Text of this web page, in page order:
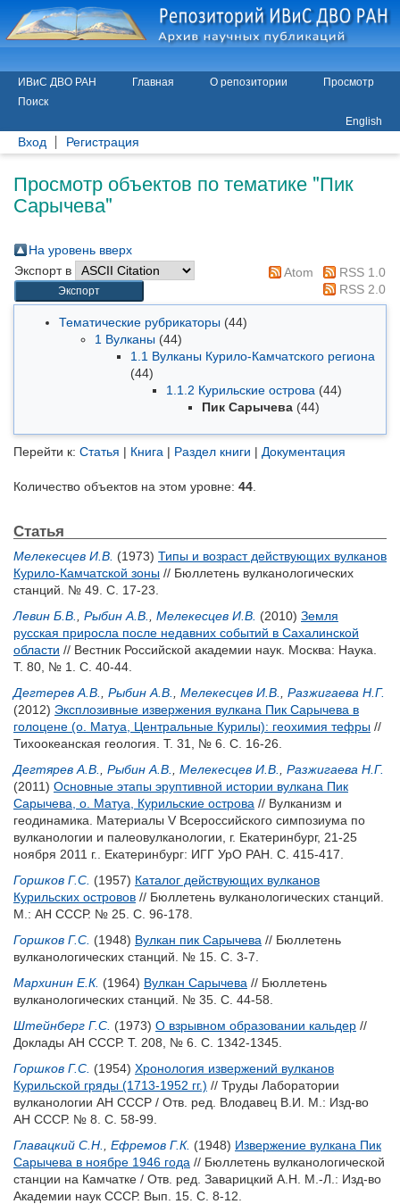
ИВиС ДВО РАН Главная О репозитории
Просмотр
Поиск
English
Вход Регистрация
Просмотр объектов по тематике "Пик
Сарычева"
На уровень вверх
Экспорт в
Atom
RSS 1.0
RSS 2.0
Тематические рубрикаторы (44)
1 Вулканы (44)
1.1 Вулканы Курило-Камчатского региона
(44)
1.1.2 Курильские острова (44)
Пик Сарычева (44)
Перейти к: Статья | Книга | Раздел книги | Документация
Количество объектов на этом уровне: 44
Статья
Мелекесцев И.В. (1973) Типы и возраст действующих вулканов
Курило-Камчатской зоны // Бюллетень вулканологических
станций. № 49. С. 17-23.
Левин Б.В.
Рыбин А.В. Мелекесцев И.В. (2010) Земля
русская приросла после недавних событий в Сахалинской
области // Вестник Российской академии наук. Москва: Наука.
Т. 80, № 1. С. 40-44.
Дегтерев А.В.
Рыбин А.В. Мелекесцев И.В.
Разжигаева Н.Г.
(2012) Эксплозивные извержения вулкана Пик Сарычева в
голоцене (о. Матуа, Центральные Курилы): геохимия тефры //
Тихоокеанская геология. Т. 31, № 6. С. 16-26.
Дегтярев А.В.
Рыбин А.В. Мелекесцев И.В.
Разжигаева Н.Г.
(2011) Основные этапы эруптивной истории вулкана Пик
Сарычева, о. Матуа, Курильские острова // Вулканизм и
геодинамика. Материалы V Всероссийского симпозиума по
вулканологии и палеовулканологии, г. Екатеринбург, 21-25
ноября 2011 г.. Екатеринбург: ИГГ УрО РАН. С. 415-417.
Горшков Г.С. (1957) Каталог действующих вулканов
Курильских островов // Бюллетень вулканологических станций.
М.: АН СССР. № 25. С. 96-178.
Горшков Г.С. (1948) Вулкан пик Сарычева // Бюллетень
вулканологических станций. № 15. С. 3-7.
Мархинин Е.К. (1964) Вулкан Сарычева // Бюллетень
вулканологических станций. № 35. С. 44-58.
Штейнберг Г.С. (1973) О взрывном образовании кальдер //
Доклады АН СССР. Т. 208, № 6. С. 1342-1345.
Горшков Г.С. (1954) Хронология извержений вулканов
Курильской гряды (1713-1952 гг.) // Труды Лаборатории
вулканологии АН СССР / Отв. ред. Влодавец В.И.
М.: Изд-во
АН СССР. № 8. С. 58-99.
Главацкий С.Н.
Ефремов Г.К. (1948) Извержение вулкана Пик
Сарычева в ноябре 1946 года // Бюллетень вулканологической
станции на Камчатке / Отв. ред. Заварицкий А.Н.
М.-Л.: Изд-во
Академии наук СССР. Вып. 15. С. 8-12.